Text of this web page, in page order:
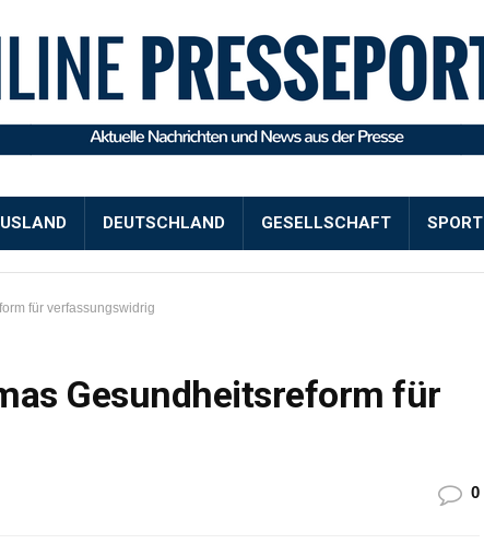
DEUTSCHLAND GESELLSCHAFT SPORT
für verfassungswidrig
Gesundheitsreform für
0